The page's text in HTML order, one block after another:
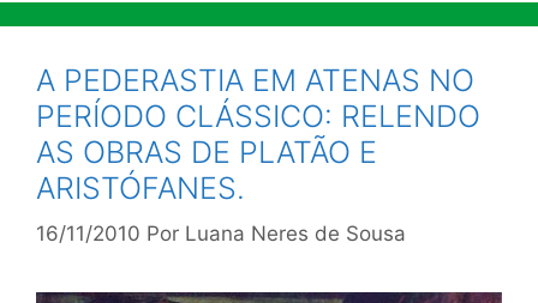
A PEDERASTIA EM ATENAS NO
PERÍODO CLÁSSICO: RELENDO
AS OBRAS DE PLATÃO E
ARISTÓFANES.
16/11/2010 Por Luana Neres de Sousa